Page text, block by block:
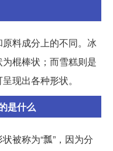
料成分上的不同。冰
棍棒状；而雪糕则是
现出各种形状。
是什么
被称为“瓢”，因为分